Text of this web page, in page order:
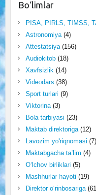
Bo‘limlar
PISA, PIRLS, TIMSS,
Astronomiya(4)
Attestatsiya(156)
Audiokitob(18)
Xavfsizlik(14)
Videodars (38)
Sport turlari (9)
Viktorina(3)
Bola tarbiyasi (23)
Maktab direktoriga(12)
Lavozim yo'riqnomasi (7)
Maktabgacha ta’lim (4)
O‘lchov birliklari (5)
Mashhurlar hayoti (19)
Direktor o‘rinbosariga